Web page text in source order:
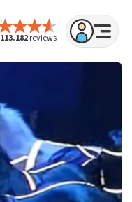
113.182reviews